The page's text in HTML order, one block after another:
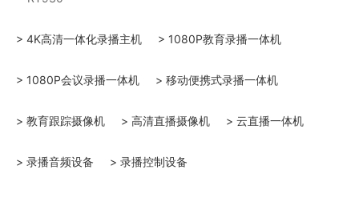
> 4K高清一体化录播主机 > 1080P教育录播一体机
> 1080P会议录播一体机 > 移动便携式录播一体机
> 教育跟踪摄像机 > 高清直播摄像机 > 云直播一体机
> 录播音频设备 > 录播控制设备